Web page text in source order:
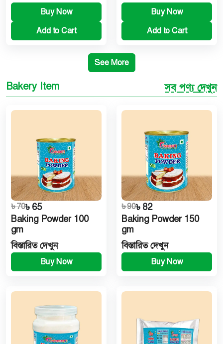
Buy Now
Add to Cart
Buy Now
Add to Cart
See More
Bakery Item সব পণ্য দেখুন
৳ 70৳ 65
Baking Powder 100
gm
বিস্তারিত দেখুন
Buy Now
৳ 90৳ 82
Baking Powder 150
gm
বিস্তারিত দেখুন
Buy Now